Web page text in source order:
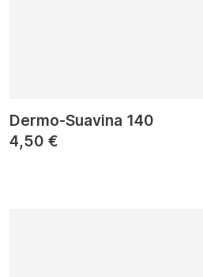
Dermo-Suavina 140
4,50 €